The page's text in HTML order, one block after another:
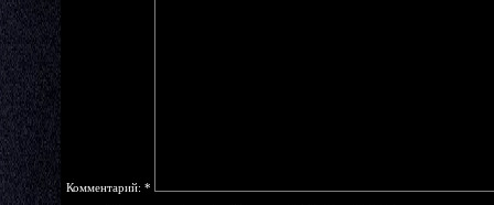
Комментарий: *